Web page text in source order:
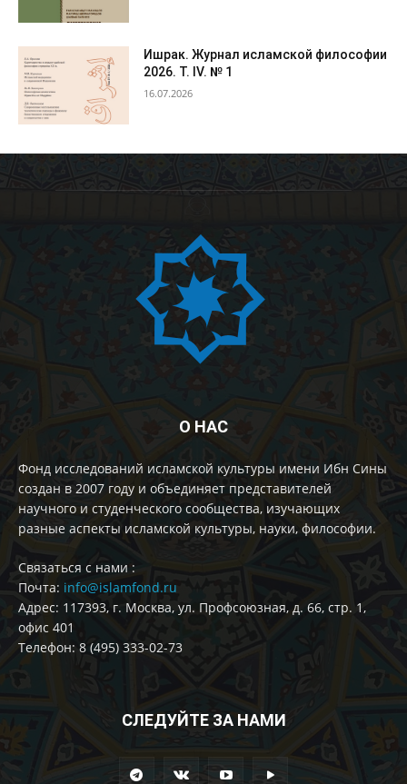
Ишрак. Журнал исламской философии
2026. Т. IV. № 1
16.07.2026
О НАС
Фонд исследований исламской культуры имени Ибн Сины
создан в 2007 году и объединяет представителей
научного и студенческого сообщества, изучающих
разные аспекты исламской культуры, науки, философии.
Cвязаться с нами :
Почта: info@islamfond.ru
Адрес: 117393, г. Москва, ул. Профсоюзная, д. 66, стр. 1,
офис 401
Телефон: 8 (495) 333-02-73
СЛЕДУЙТЕ ЗА НАМИ